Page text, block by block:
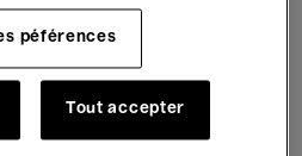
Global Music
péférences
Tout accepter